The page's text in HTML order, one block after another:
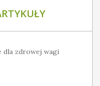
dla zdrowej wagi